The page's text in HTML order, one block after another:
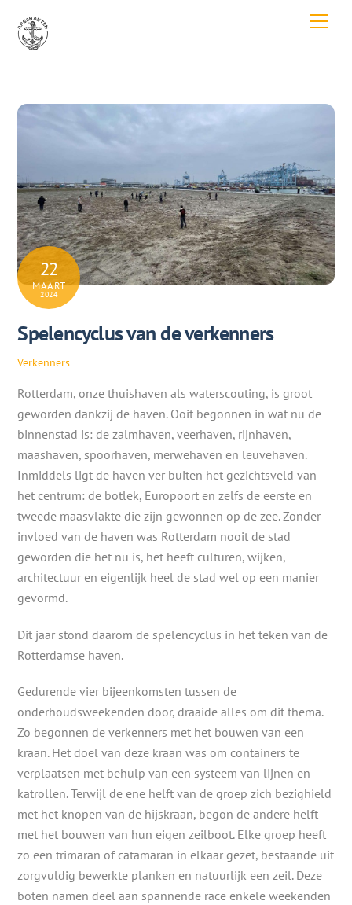
content
22
MAART
2024
Spelencyclus van de verkenners
Verkenners
Rotterdam, onze thuishaven als waterscouting, is groot
geworden dankzij de haven. Ooit begonnen in wat nu de
binnenstad is: de zalmhaven, veerhaven, rijnhaven,
maashaven, spoorhaven, merwehaven en leuvehaven.
Inmiddels ligt de haven ver buiten het gezichtsveld van
het centrum: de botlek, Europoort en zelfs de eerste en
tweede maasvlakte die zijn gewonnen op de zee. Zonder
invloed van de haven was Rotterdam nooit de stad
geworden die het nu is, het heeft culturen, wijken,
architectuur en eigenlijk heel de stad wel op een manier
gevormd.
Dit jaar stond daarom de spelencyclus in het teken van de
Rotterdamse haven.
Gedurende vier bijeenkomsten tussen de
onderhoudsweekenden door, draaide alles om dit thema.
Zo begonnen de verkenners met het bouwen van een
kraan. Het doel van deze kraan was om containers te
verplaatsen met behulp van een systeem van lijnen en
katrollen. Terwijl de ene helft van de groep zich bezighield
met het knopen van de hijskraan, begon de andere helft
met het bouwen van hun eigen zeilboot. Elke groep heeft
zo een trimaran of catamaran in elkaar gezet, bestaande uit
zorgvuldig bewerkte planken en natuurlijk een zeil. Deze
boten namen deel aan spannende race enkele weekenden